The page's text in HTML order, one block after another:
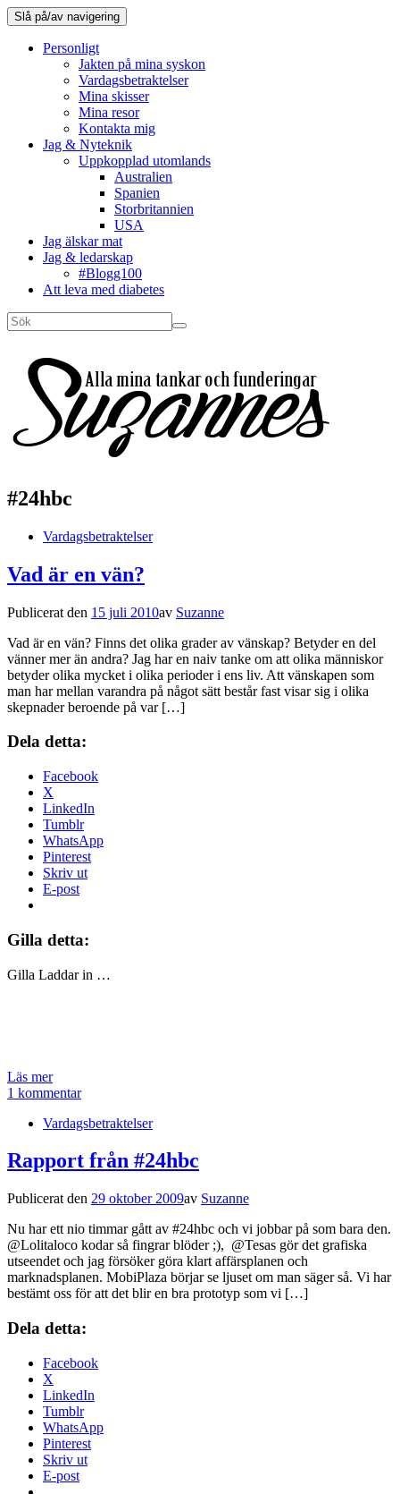
Slå på/av navigering
Personligt
Jakten på mina syskon
Vardagsbetraktelser
Mina skisser
Mina resor
Kontakta mig
Jag & Nyteknik
Uppkopplad utomlands
Australien
Spanien
Storbritannien
USA
Jag älskar mat
Jag & ledarskap
#Blogg100
Att leva med diabetes
#24hbc
Vardagsbetraktelser
Vad är en vän?
Publicerat den 15 juli 2010av Suzanne
Vad är en vän? Finns det olika grader av vänskap? Betyder en del
vänner mer än andra? Jag har en naiv tanke om att olika människor
betyder olika mycket i olika perioder i ens liv. Att vänskapen som
man har mellan varandra på något sätt består fast visar sig i olika
skepnader beroende på var […]
Dela detta:
Facebook
X
LinkedIn
Tumblr
WhatsApp
Pinterest
Skriv ut
E-post
Gilla detta:
Gilla Laddar in …
Läs mer
1 kommentar
Vardagsbetraktelser
Rapport från #24hbc
Publicerat den 29 oktober 2009av Suzanne
Nu har ett nio timmar gått av #24hbc och vi jobbar på som bara den.
@Lolitaloco kodar så fingrar blöder ;), @Tesas gör det grafiska
utseendet och jag försöker göra klart affärsplanen och
marknadsplanen. MobiPlaza börjar se ljuset om man säger så. Vi har
bestämt oss för att det blir en bra prototyp som vi […]
Dela detta:
Facebook
X
LinkedIn
Tumblr
WhatsApp
Pinterest
Skriv ut
E-post